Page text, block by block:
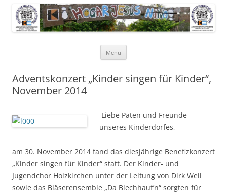
Menü
Adventskonzert „Kinder singen für Kinder“,
November 2014
Liebe Paten und Freunde
unseres Kinderdorfes,
am 30. November 2014 fand das diesjährige Benefizkonzert
„Kinder singen für Kinder“ statt. Der Kinder- und
Jugendchor Holzkirchen unter der Leitung von Dirk Weil
sowie das Bläserensemble „Da Blechhauf’n“ sorgten für